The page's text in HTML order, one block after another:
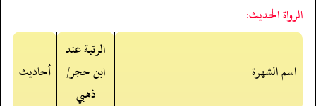
الرواة الحديث:
اسم الشهرة
الرتبة عند
ابن حجر/
ذهبي
أحاديث